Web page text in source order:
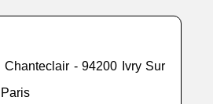
- 94200 Ivry Sur